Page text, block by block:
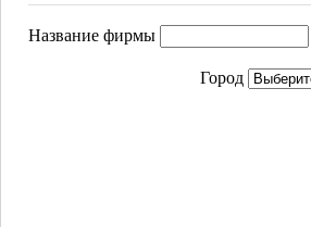
Название фирмы
Город